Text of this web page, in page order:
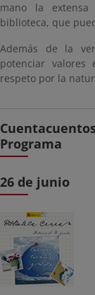
mano la
biblioteca, que
Además de la
potenciar
respeto por la
Programa
26 de junio